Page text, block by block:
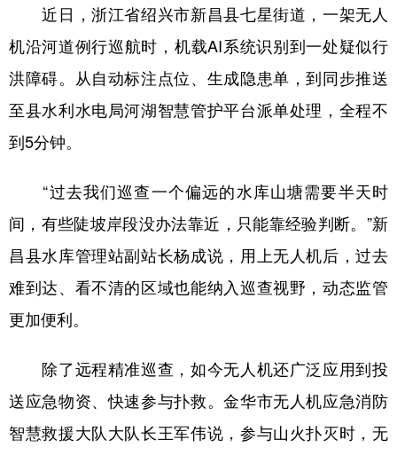
近日，浙江省绍兴市新昌县七星街道，一架无人
机沿河道例行巡航时，机载AI系统识别到一处疑似行
洪障碍。从自动标注点位、生成隐患单，到同步推送
至县水利水电局河湖智慧管护平台派单处理，全程不
到5分钟。
“过去我们巡查一个偏远的水库山塘需要半天时
间，有些陡坡岸段没办法靠近，只能靠经验判断。”新
昌县水库管理站副站长杨成说，用上无人机后，过去
难到达、看不清的区域也能纳入巡查视野，动态监管
更加便利。
除了远程精准巡查，如今无人机还广泛应用到投
送应急物资、快速参与扑救。金华市无人机应急消防
智慧救援大队大队长王军伟说，参与山火扑灭时，无